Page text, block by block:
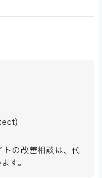
の改善相談は、代
す。